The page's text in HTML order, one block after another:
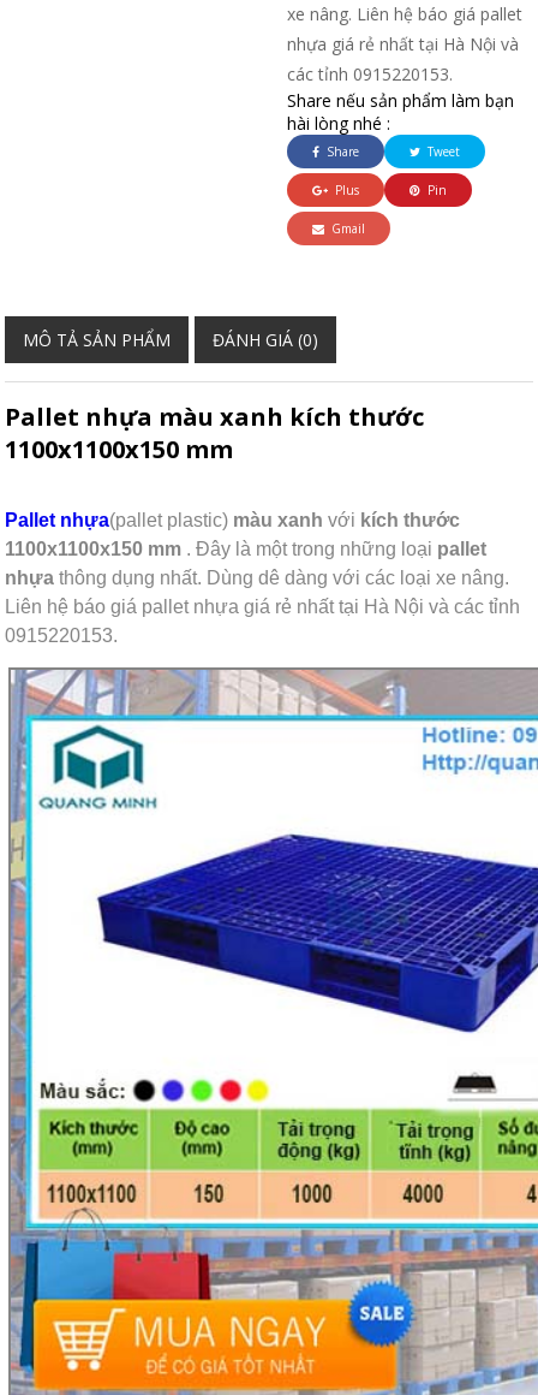
xe nâng. Liên hệ báo giá pallet
nhựa giá rẻ nhất tại Hà Nội và
các tỉnh 0915220153.
Share nếu sản phẩm làm bạn
hài lòng nhé :
Share Tweet
Plus Pin
Gmail
MÔ TẢ SẢN PHẨM ĐÁNH GIÁ (0)
Pallet nhựa màu xanh kích thước
1100x1100x150 mm
Pallet nhựa(pallet plastic) màu xanh với kích thước
1100x1100x150 mm . Đây là một trong những loại pallet
nhựathông dụng nhất. Dùng dê dàng với các loại xe nâng.
Liên hệ báo giá pallet nhựa giá rẻ nhất tại Hà Nội và các tỉnh
0915220153.